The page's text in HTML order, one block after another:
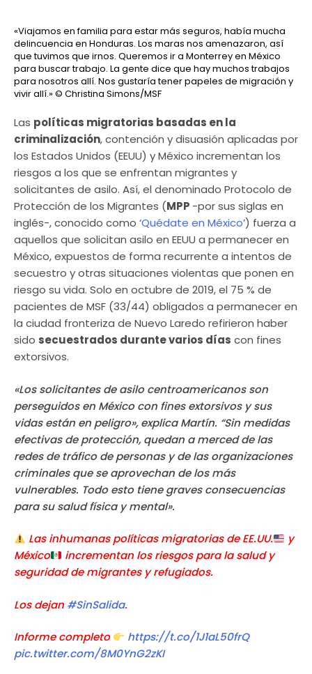
«Viajamos en familia para estar más seguros, había mucha
delincuencia en Honduras. Los maras nos amenazaron, así
que tuvimos que irnos. Queremos ir a Monterrey en México
para buscar trabajo. La gente dice que hay muchos trabajos
para nosotros allí. Nos gustaría tener papeles de migración y
vivir allí.»© Christina Simons/MSF
Las políticas migratorias basadas en la
criminalización, contención y disuasión aplicadas por
los Estados Unidos (EEUU) y México incrementan los
riesgos a los que se enfrentan migrantes y
solicitantes de asilo. Así, el denominado Protocolo de
Protección de los Migrantes (MPP -por sus siglas en
inglés-, conocido como ‘Quédate en México’) fuerza a
aquellos que solicitan asilo en EEUU a permanecer en
México, expuestos de forma recurrente a intentos de
secuestro y otras situaciones violentas que ponen en
riesgo su vida. Solo en octubre de 2019, el 75 % de
pacientes de MSF (33/44) obligados a permanecer en
la ciudad fronteriza de Nuevo Laredo refirieron haber
sido secuestrados durante varios días con fines
extorsivos.
«Los solicitantes de asilo centroamericanos son
perseguidos en México con fines extorsivos y sus
vidas están en peligro», explica Martín. “Sin medidas
efectivas de protección, quedan a merced de las
redes de tráfico de personas y de las organizaciones
criminales que se aprovechan de los más
vulnerables. Todo esto tiene graves consecuencias
para su salud física y mental».
Las inhumanas políticas migratorias de EE.UU.
y
México
incrementan los riesgos para la salud y
seguridad de migrantes y refugiados.
Los dejan #SinSalida.
Informe completo
https://t.co/1J1aL50frQ
pic.twitter.com/8M0YnG2zKI